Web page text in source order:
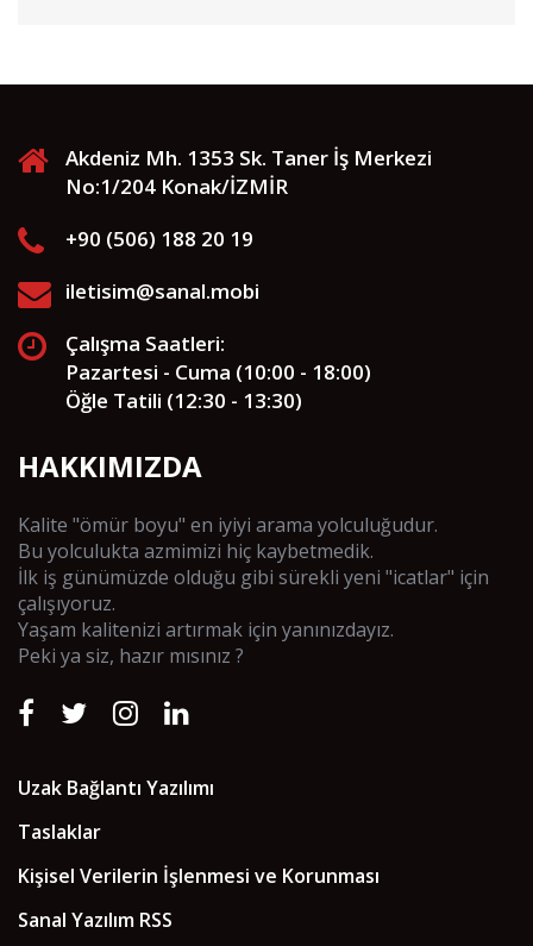
Akdeniz Mh. 1353 Sk. Taner İş Merkezi
No:1/204 Konak/İZMİR
+90 (506) 188 20 19
iletisim@sanal.mobi
Çalışma Saatleri:
Pazartesi - Cuma (10:00 - 18:00)
Öğle Tatili (12:30 - 13:30)
HAKKIMIZDA
Kalite "ömür boyu" en iyiyi arama yolculuğudur.
Bu yolculukta azmimizi hiç kaybetmedik.
İlk iş günümüzde olduğu gibi sürekli yeni "icatlar" için
çalışıyoruz.
Yaşam kalitenizi artırmak için yanınızdayız.
Peki ya siz, hazır mısınız ?
Uzak Bağlantı Yazılımı
Taslaklar
Kişisel Verilerin İşlenmesi ve Korunması
Sanal Yazılım RSS